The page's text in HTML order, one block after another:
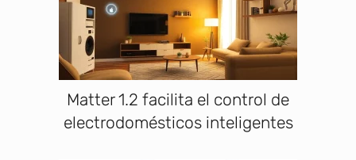
Matter 1.2 facilita el control de
electrodomésticos inteligentes